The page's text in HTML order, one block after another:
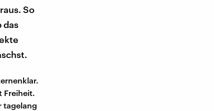
So
das
Freiheit.
tagelang